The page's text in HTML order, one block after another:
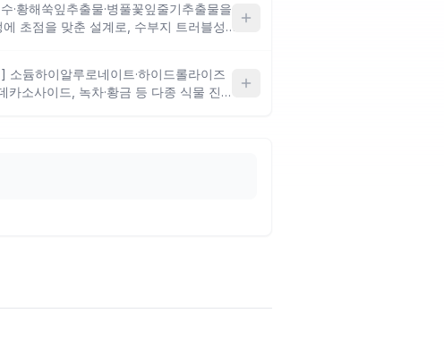
보다 수분 유지 중심 설계라 극건성 부위
껴질 수 있어요.
·황해쑥잎추출물·병풀꽃잎줄기추출물을
초점을 맞춘 설계로, 수부지 트러블성
소듐하이알루로네이트·하이드롤라이즈
카소사이드, 녹차·황금 등 다종 식물 진정